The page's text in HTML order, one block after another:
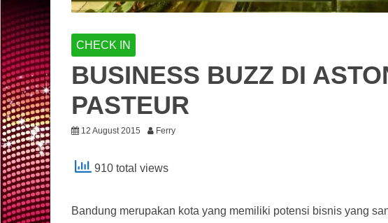
CHECK IN
BUSINESS BUZZ DI
PASTEUR
12 August 2015 Ferry
910 total views
Bandung merupakan kota yang memiliki potensi bisnis yang